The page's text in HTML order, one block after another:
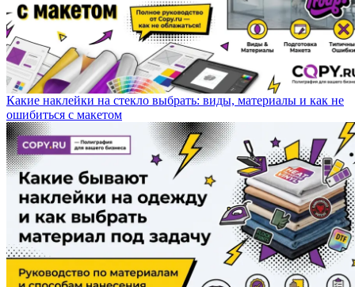
Какие наклейки на стекло выбрать: виды, материалы и как не
ошибиться с макетом